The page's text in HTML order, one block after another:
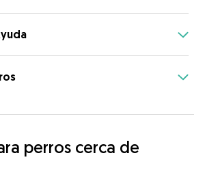
perros cerca de